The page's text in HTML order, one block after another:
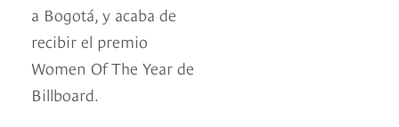
a Bogotá, y acaba de
recibir el premio
Women Of The Year de
Billboard.